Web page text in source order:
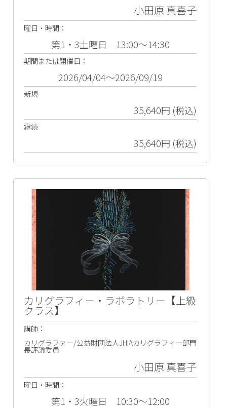
小田原 真喜子
曜日・時間：
第1・3土曜日 13:00～14:30
期間または開催日：
2026/04/04～2026/09/19
新規
35,640円 (税込)
継続
35,640円 (税込)
カリグラフィー・ラボラトリー【上級
クラス】
講師：
カリグラファー/公益財団法人JHIAカリグラフィー部門
長評議委員
小田原 真喜子
曜日・時間：
第1・3火曜日 10:30～12:00